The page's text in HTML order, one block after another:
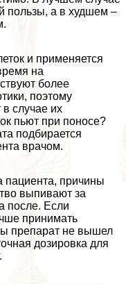
пользы, а в худшем –
и применяется
на
более
поэтому
случае их
пьют при поносе?
подбирается
врачом.
пациента, причины
выпивают за
после. Если
принимать
препарат не вышел
дозировка для